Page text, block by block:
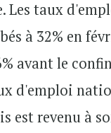
Les taux
à 32% en
avant le
d'emploi
est revenu à